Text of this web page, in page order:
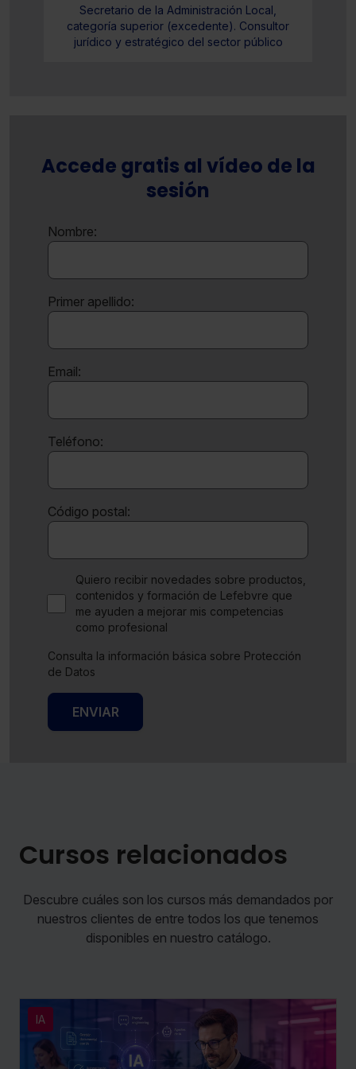
Secretario de la Administración Local,
categoría superior (excedente). Consultor
jurídico y estratégico del sector público
Accede gratis al vídeo de la
sesión
Nombre:
Primer apellido:
Email:
Teléfono:
Código postal:
Quiero recibir novedades sobre productos,
contenidos y formación de Lefebvre que
me ayuden a mejorar mis competencias
como profesional
Consulta la información básica sobre Protección
de Datos
ENVIAR
Cursos relacionados
Descubre cuáles son los cursos más demandados por
nuestros clientes de entre todos los que tenemos
disponibles en nuestro catálogo.
IA